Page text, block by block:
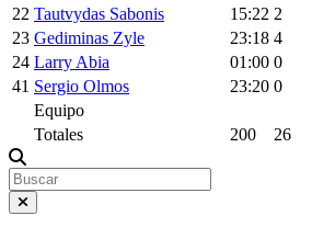
22 Tautvydas Sabonis 15:22 2
23 Gediminas Zyle 23:18 4
24 Larry Abia 01:00 0
41 Sergio Olmos 23:20 0
Equipo
Totales
200 26